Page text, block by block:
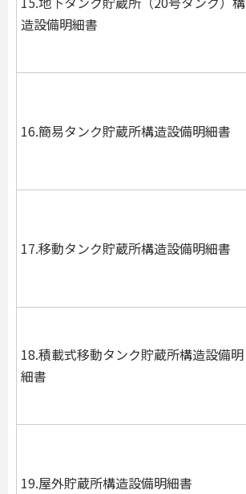
造設備明細書
16.簡易タンク貯蔵所構造設備明細書
17.移動タンク貯蔵所構造設備明細書
18.積載式移動タンク貯蔵所構造設備明
細書
19.屋外貯蔵所構造設備明細書